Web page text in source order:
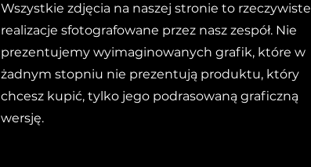
Wszystkie zdjęcia na naszej stronie to rzeczywiste
realizacje sfotografowane przez nasz zespół. Nie
prezentujemy wyimaginowanych grafik, które w
żadnym stopniu nie prezentują produktu, który
chcesz kupić, tylko jego podrasowaną graficzną
wersję.